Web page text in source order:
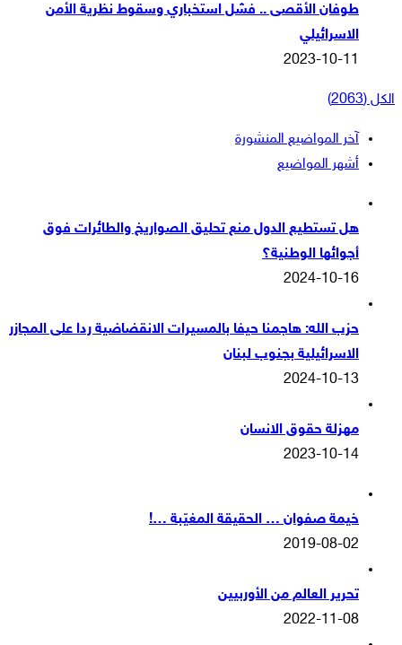
طوفان الأقصى .. فشل استخباري وسقوط نظرية الأمن
الاسرائيلي
2023-10-11
الكل (2063)
آخر المواضيع المنشورة
أشهر المواضيع
هل تستطيع الدول منع تحليق الصواريخ والطائرات فوق
أجوائها الوطنية؟
2024-10-16
حزب الله: هاجمنا حيفا بالمسيرات الانقضاضية ردا على المجازر
الاسرائيلية بجنوب لبنان
2024-10-13
مهزلة حقوق الانسان
2023-10-14
خيمة صفوان … الحقيقة المغيّبة …!
2019-08-02
تحرير العالم من الأوربيين
2022-11-08